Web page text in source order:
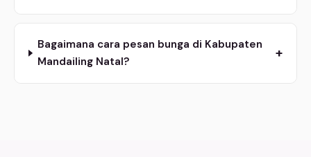
Bagaimana cara pesan bunga di Kabupaten
Mandailing Natal?
+